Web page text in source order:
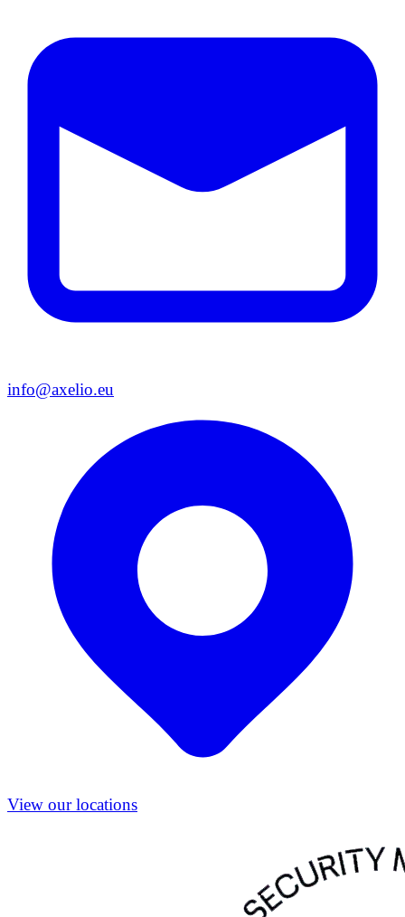
info@axelio.eu
View our locations